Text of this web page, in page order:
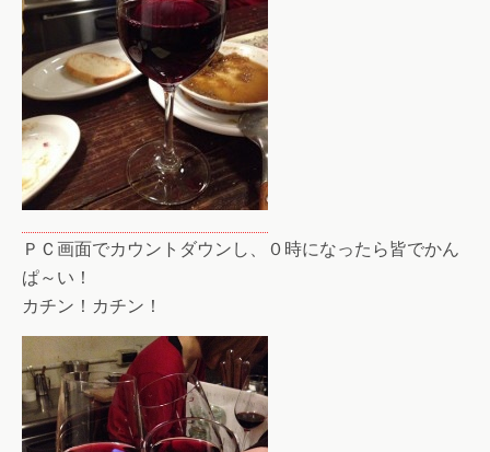
ＰＣ画面でカウントダウンし、０時になったら皆でかん
ぱ～い！
カチン！カチン！